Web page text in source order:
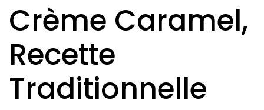
Crème Caramel,
Recette
Traditionnelle